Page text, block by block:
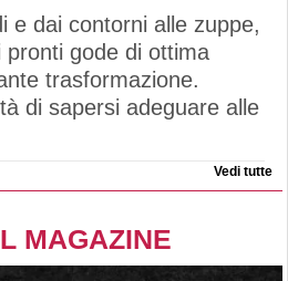
e dai contorni alle zuppe,
gode di ottima
trasformazione.
di sapersi adeguare alle
Vedi tutte
MAGAZINE